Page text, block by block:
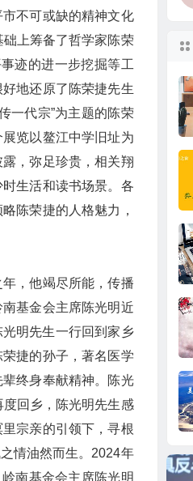
不可或缺的精神文化
上筹备了哲学家陈荣
迹的进一步挖掘等工
地还原了陈荣捷先生
一代宗”为主题的陈荣
览以鳌江中学旧址为
，弥足珍贵，相关翔
生活和读书场景。各
陈荣捷的人格魅力，
，他竭尽所能，传播
基金会主席陈光明近
明先生一行回到家乡
捷的孙子，著名医学
终身奉献精神。陈光
回乡，陈光明先生感
宗亲的引领下，寻根
情油然而生。2024年
南基金会主席陈光明